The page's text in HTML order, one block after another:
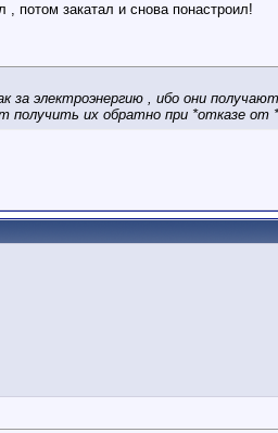
потом закатал и снова понастроил!
за электроэнергию , ибо они
их обратно при *отказе от